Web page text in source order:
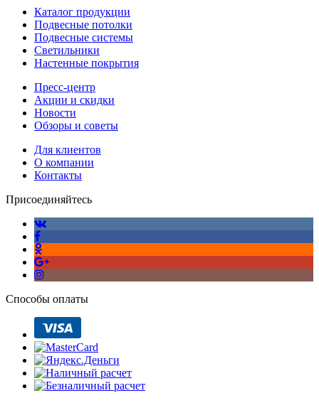
Каталог продукции
Подвесные потолки
Подвесные системы
Светильники
Настенные покрытия
Пресс-центр
Акции и скидки
Новости
Обзоры и советы
Для клиентов
О компании
Контакты
Присоединяйтесь
Способы оплаты